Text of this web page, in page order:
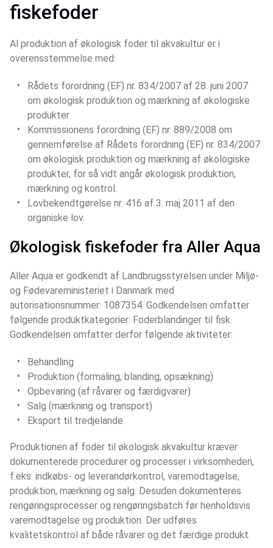
fiskefoder
Al produktion af økologisk foder til akvakultur er i
overensstemmelse med:
Rådets forordning (EF) nr. 834/2007 af 28. juni 2007
om økologisk produktion og mærkning af økologiske
produkter
Kommissionens forordning (EF) nr. 889/2008 om
gennemførelse af Rådets forordning (EF) nr. 834/2007
om økologisk produktion og mærkning af økologiske
produkter, for så vidt angår økologisk produktion,
mærkning og kontrol.
Lovbekendtgørelse nr. 416 af 3. maj 2011 af den
organiske lov.
Økologisk fiskefoder fra Aller Aqua
Aller Aqua er godkendt af Landbrugsstyrelsen under Miljø-
og Fødevareministeriet i Danmark med
autorisationsnummer: 1087354. Godkendelsen omfatter
følgende produktkategorier: Foderblandinger til fisk.
Godkendelsen omfatter derfor følgende aktiviteter:
Behandling
Produktion (formaling, blanding, opsækning)
Opbevaring (af råvarer og færdigvarer)
Salg (mærkning og transport)
Eksport til tredjelande
Produktionen af foder til økologisk akvakultur kræver
dokumenterede procedurer og processer i virksomheden,
f.eks. indkøbs- og leverandørkontrol, varemodtagelse,
produktion, mærkning og salg. Desuden dokumenteres
rengøringsprocesser og rengøringsbatch før henholdsvis
varemodtagelse og produktion. Der udføres
kvalitetskontrol af både råvarer og det færdige produkt.